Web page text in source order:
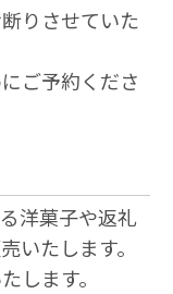
りさせていた
ご予約くださ
洋菓子や返礼
いたします。
します。